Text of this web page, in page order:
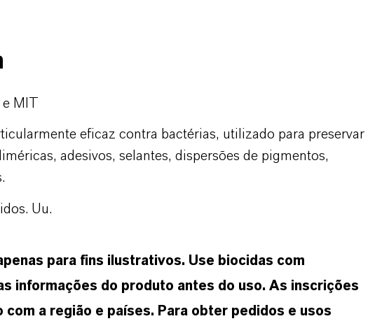
MIT
eficaz contra bactérias, utilizado para preservar
adesivos, selantes, dispersões de pigmentos,
Uu.
para fins ilustrativos. Use biocidas com
informações do produto antes do uso. As inscrições
a região e países. Para obter pedidos e usos